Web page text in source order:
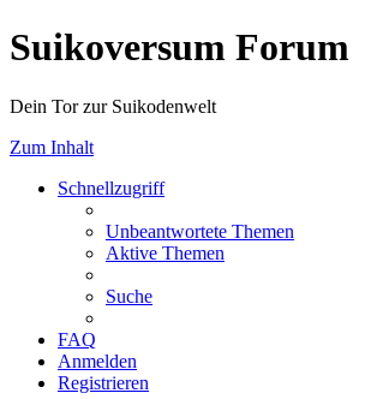
Suikoversum Forum
Dein Tor zur Suikodenwelt
Zum Inhalt
Schnellzugriff
Unbeantwortete Themen
Aktive Themen
Suche
FAQ
Anmelden
Registrieren